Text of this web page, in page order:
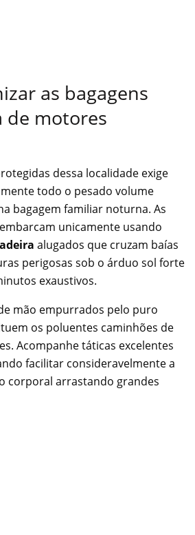
as bagagens
de motores
dessa localidade exige
todo o pesado volume
bagagem familiar noturna. As
unicamente usando
alugados que cruzam baías
perigosas sob o árduo sol forte
exaustivos.
mão empurrados pelo puro
os poluentes caminhões de
Acompanhe táticas excelentes
facilitar consideravelmente a
corporal arrastando grandes